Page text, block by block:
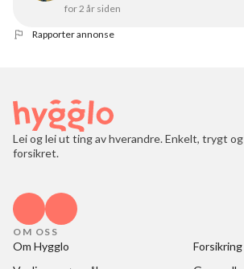
for 2 år siden
Rapporter annonse
Lei og lei ut ting av hverandre. Enkelt, trygt og
forsikret.
OM OSS
Om Hygglo
Forsikring